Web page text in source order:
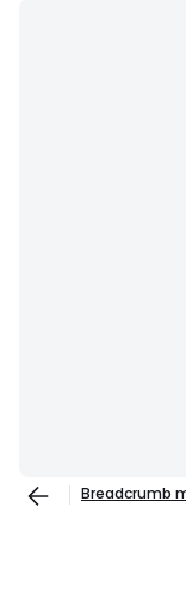
Breadcrumb